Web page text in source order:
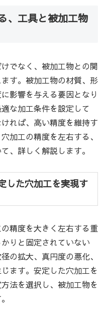
、工具と被加工物
でなく、被加工物との関
す。被加工物の材質、形
影響を与える要因となり
な加工条件を設定して
れば、高い精度を維持す
加工の精度を左右する、
、詳しく解説します。
した穴加工を実現す
精度を大きく左右する重
りと固定されていない
の拡大、真円度の悪化、
ます。安定した穴加工を
法を選択し、被加工物を